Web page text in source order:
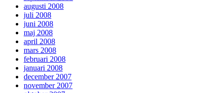
augusti 2008
juli 2008
juni 2008
maj 2008
april 2008
mars 2008
februari 2008
januari 2008
december 2007
november 2007